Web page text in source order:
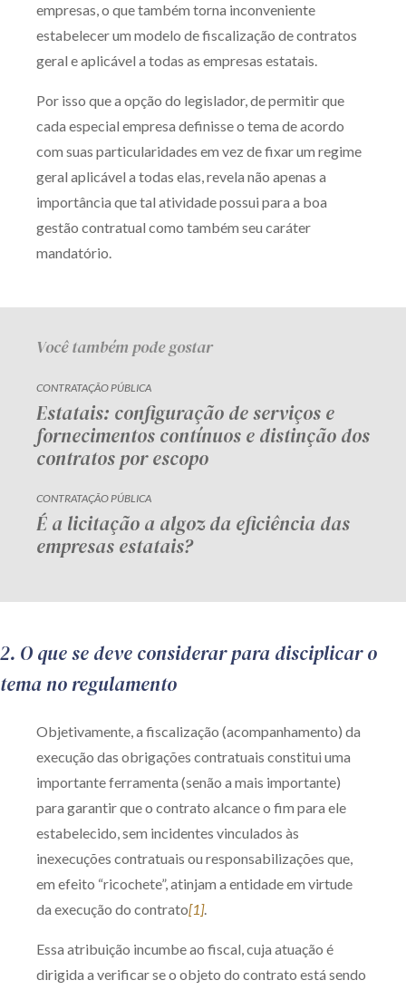
empresas, o que também torna inconveniente
estabelecer um modelo de fiscalização de contratos
geral e aplicável a todas as empresas estatais.
Por isso que a opção do legislador, de permitir que
cada especial empresa definisse o tema de acordo
com suas particularidades em vez de fixar um regime
geral aplicável a todas elas, revela não apenas a
importância que tal atividade possui para a boa
gestão contratual como também seu caráter
mandatório.
Você também pode gostar
CONTRATAÇÃO PÚBLICA
Estatais: configuração de serviços e
fornecimentos contínuos e distinção dos
contratos por escopo
CONTRATAÇÃO PÚBLICA
É a licitação a algoz da eficiência das
empresas estatais?
2. O que se deve considerar para disciplicar o
tema no regulamento
Objetivamente, a fiscalização (acompanhamento) da
execução das obrigações contratuais constitui uma
importante ferramenta (senão a mais importante)
para garantir que o contrato alcance o fim para ele
estabelecido, sem incidentes vinculados às
inexecuções contratuais ou responsabilizações que,
em efeito “ricochete”, atinjam a entidade em virtude
da execução do contrato[1].
Essa atribuição incumbe ao fiscal, cuja atuação é
dirigida a verificar se o objeto do contrato está sendo